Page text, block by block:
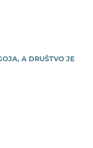
A DRUŠTVO JE